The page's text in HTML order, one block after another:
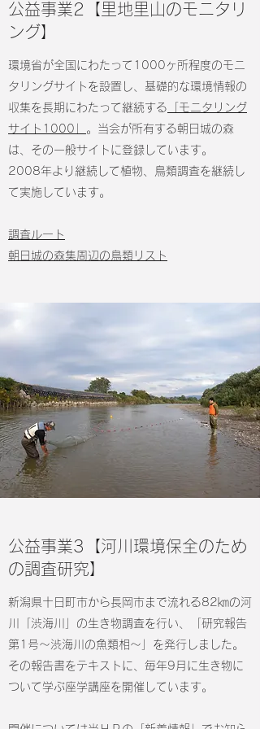
​​公益事業2【里地里山のモニタリ
ング】
環境省が全国にわたって1000ヶ所程度のモニ
タリングサイトを設置し、基礎的な環境情報の
収集を長期にわたって継続する 「モニタリング
サイト1000」 。当会が所有する朝日城の森
は、その一般サイトに登録しています。
2008年より継続して植物、鳥類調査を継続し
て実施しています。
調査ルート
朝日城の森集周辺の鳥類リスト
​公益事業3【​河川環境保全のため
の調査研究】
新潟県十日町市から長岡市まで流れる82㎞の河
川「渋海川」の生き物調査を行い、「研究報告
第1号～渋海川の魚類相～」を発行しました。
その報告書をテキストに、毎年9月に生き物に
ついて学ぶ座学講座を開催しています。